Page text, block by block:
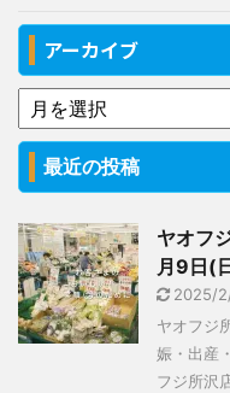
アーカイブ
最近の投稿
ヤオフ
月9日(
2025/
ヤオフジ
娠・出産
フジ所沢